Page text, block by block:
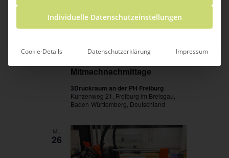
Mitmachnachmittage
3Druckraum an der PH Freiburg
Kunzenweg 21, Freiburg im Breisgau,
Baden-Württemberg, Deutschland
MI.
26
Individuelle Datenschutzeinstellungen
Cookie-Details Datenschutzerklärung Impressum